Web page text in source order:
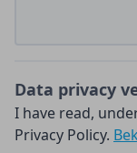
Data privacy
I have read,
Privacy Policy.